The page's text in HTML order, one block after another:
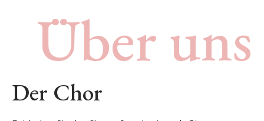
Über uns
Der Chor